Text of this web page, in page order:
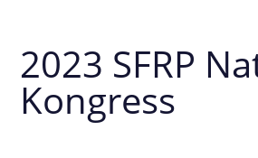
2023 SFRP
Kongress